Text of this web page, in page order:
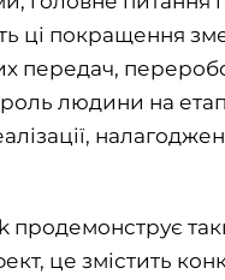
ці покращення
передач,
людини на
продемонструє
це змістить